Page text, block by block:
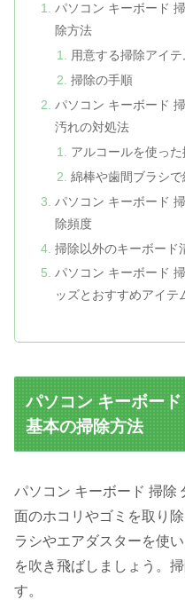
パソコン キーボード
除方法
用意する掃除アイテ
掃除の手順
パソコン キーボード
汚れの対処法
アルコールを使っ
綿棒や歯間ブラシ
パソコン キーボード
除頻度
掃除以外のキーボード
パソコン キーボード
ッズとおすすめアイテ
パソコン キーボー
基本の掃除方法
パソコン キーボード 掃除
面のホコリやゴミを取り
ラシやエアダスターを使
を吹き飛ばしましょう。
す。